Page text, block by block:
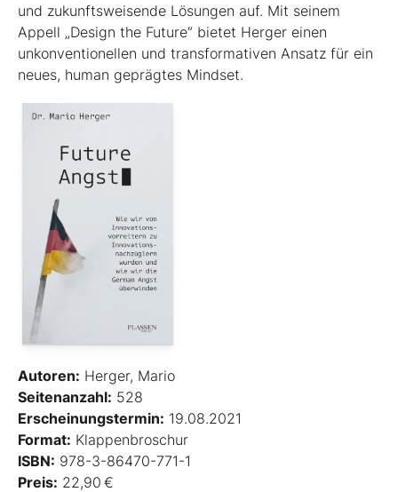
und zukunftsweisende Lösungen auf. Mit seinem
Appell „Design the Future“ bietet Herger einen
unkonventionellen und transformativen Ansatz für ein
neues, human geprägtes Mindset.
Autoren: Herger, Mario
Seitenanzahl: 528
Erscheinungstermin: 19.08.2021
Format: Klappenbroschur
ISBN: 978-3-86470-771-1
Preis: 22,90 €